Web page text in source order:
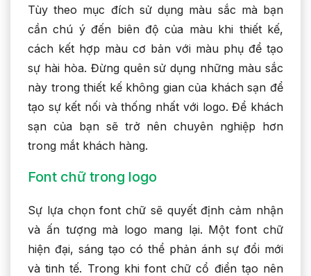
Tùy theo mục đích sử dụng màu sắc mà bạn
cần chú ý đến biên độ của màu khi thiết kế,
cách kết hợp màu cơ bản với màu phụ để tạo
sự hài hòa. Đừng quên sử dụng những màu sắc
này trong thiết kế không gian của khách sạn để
tạo sự kết nối và thống nhất với logo. Để khách
sạn của bạn sẽ trở nên chuyên nghiệp hơn
trong mắt khách hàng.
Font chữ trong logo
Sự lựa chọn font chữ sẽ quyết định cảm nhận
và ấn tượng mà logo mang lại. Một font chữ
hiện đại, sáng tạo có thể phản ánh sự đổi mới
và tinh tế. Trong khi font chữ cổ điển tạo nên